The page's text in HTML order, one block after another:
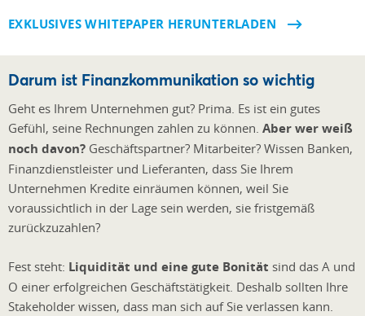
EXKLUSIVES WHITEPAPER HERUNTERLADEN
Darum ist Finanzkommunikation so wichtig
Geht es Ihrem Unternehmen gut? Prima. Es ist ein gutes
Gefühl, seine Rechnungen zahlen zu können. Aber wer weiß
noch davon? Geschäftspartner? Mitarbeiter? Wissen Banken,
Finanzdienstleister und Lieferanten, dass Sie Ihrem
Unternehmen Kredite einräumen können, weil Sie
voraussichtlich in der Lage sein werden, sie fristgemäß
zurückzuzahlen?
Fest steht: Liquidität und eine gute Bonität sind das A und
O einer erfolgreichen Geschäftstätigkeit. Deshalb sollten Ihre
Stakeholder wissen, dass man sich auf Sie verlassen kann.